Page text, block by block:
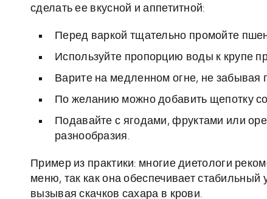
сделать ее вкусной и аппетитной:
Перед варкой тщательно промойте
Используйте пропорцию воды к крупе
Варите на медленном огне, не
По желанию можно добавить щепотку
Подавайте с ягодами, фруктами или
разнообразия.
Пример из практики: многие диетологи
меню, так как она обеспечивает стабильный
вызывая скачков сахара в крови.